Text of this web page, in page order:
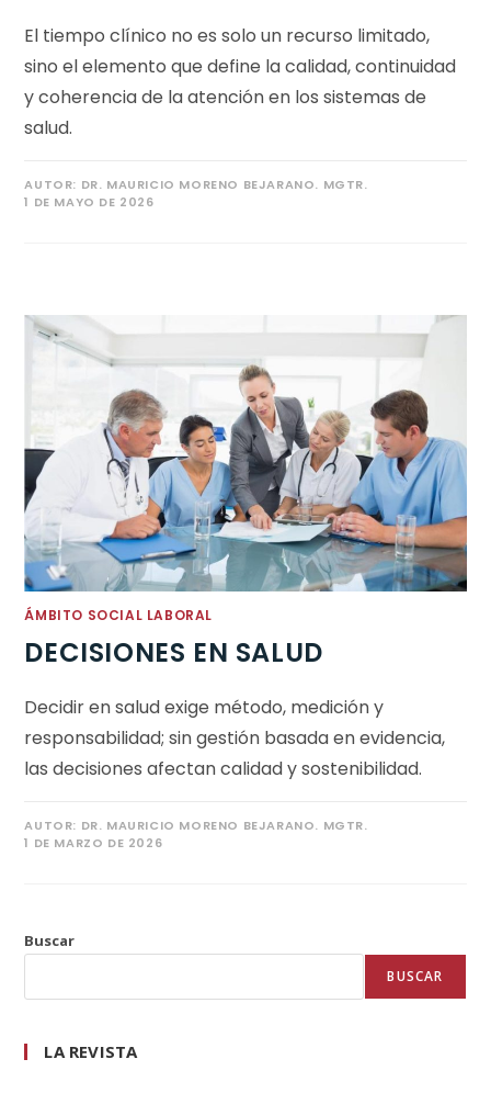
El tiempo clínico no es solo un recurso limitado,
sino el elemento que define la calidad, continuidad
y coherencia de la atención en los sistemas de
salud.
AUTOR: DR. MAURICIO MORENO BEJARANO. MGTR.
1 DE MAYO DE 2026
ÁMBITO SOCIAL LABORAL
DECISIONES EN SALUD
Decidir en salud exige método, medición y
responsabilidad; sin gestión basada en evidencia,
las decisiones afectan calidad y sostenibilidad.
AUTOR: DR. MAURICIO MORENO BEJARANO. MGTR.
1 DE MARZO DE 2026
Buscar
BUSCAR
LA REVISTA